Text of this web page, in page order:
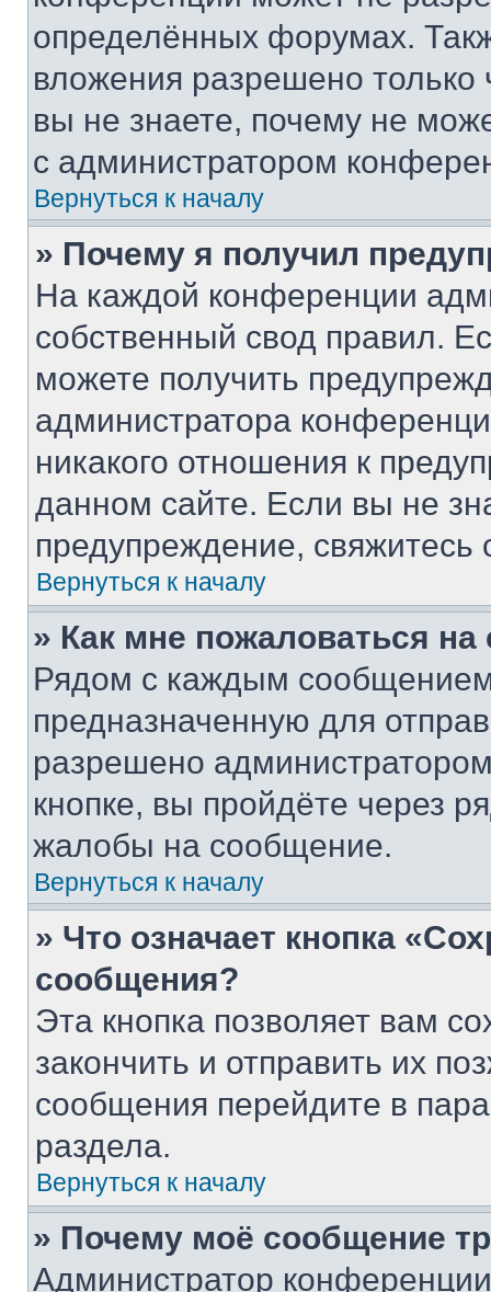
определённых форумах.
вложения разрешено
вы не знаете, почему не
с администратором
Вернуться к началу
» Почему я получил
На каждой конференции
собственный свод правил.
можете получить
администратора
никакого отношения к
данном сайте. Если вы не
предупреждение,
Вернуться к началу
» Как мне пожаловаться
Рядом с каждым сообщением
предназначенную для
разрешено
кнопке, вы пройдёте через
жалобы на сообщение.
Вернуться к началу
» Что означает кнопка
сообщения?
Эта кнопка позволяет вам
закончить и отправить их
сообщения перейдите в
раздела.
Вернуться к началу
» Почему моё сообщение
Администратор